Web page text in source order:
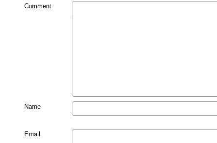
Comment
Name
Email